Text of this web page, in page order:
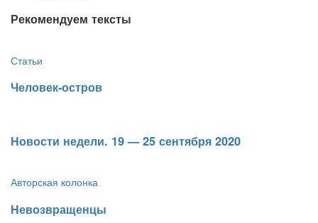
Рекомендуем тексты
Статьи
Человек-остров
​Новости недели. 19 — 25 сентября 2020
Авторская колонка
​Невозвращенцы